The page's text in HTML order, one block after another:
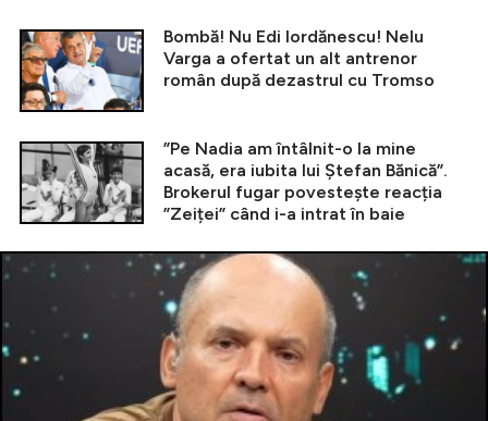
Bombă! Nu Edi Iordănescu! Nelu
Varga a ofertat un alt antrenor
român după dezastrul cu Tromso
”Pe Nadia am întâlnit-o la mine
acasă, era iubita lui Ștefan Bănică”.
Brokerul fugar povestește reacția
”Zeiței” când i-a intrat în baie